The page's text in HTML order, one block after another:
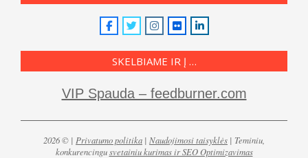
SKELBIAME IR Į …
VIP Spauda – feedburner.com
2026 © | Privatumo politika | Naudojimosi taisyklės | Teminiu,
konkurencingusvetainiu kurimas ir SEO Optimizavimas